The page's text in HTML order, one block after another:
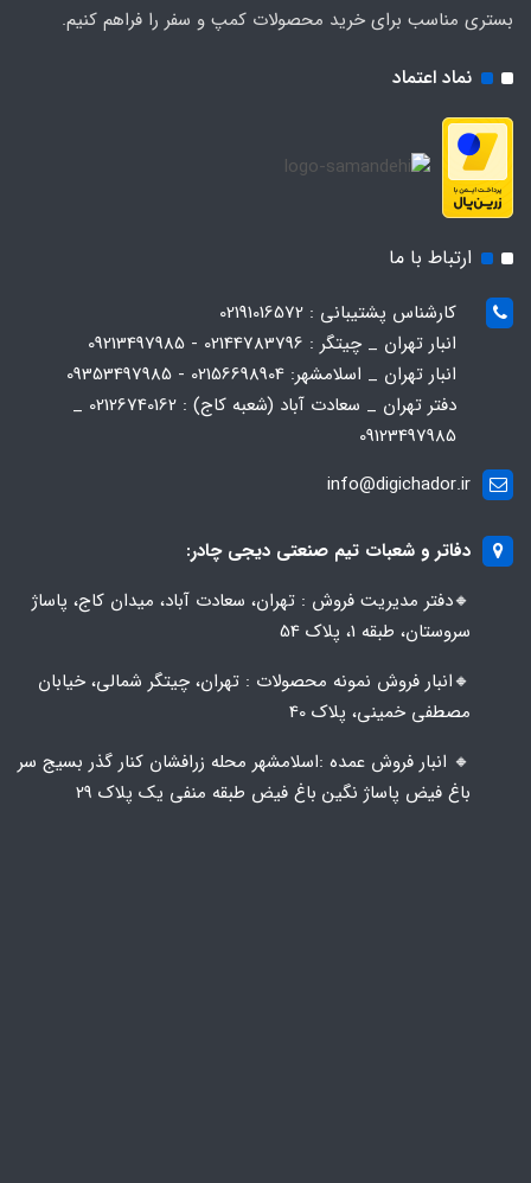
نماد اعتماد
بستری مناسب برای خرید محصولات کمپ و سفر را فراهم کنیم.
ارتباط با ما
کارشناس پشتیبانی : 02191016572
انبار تهران _ چیتگر : 02144783796 - 09213497985
انبار تهران _ اسلامشهر: 02156698904 - 09353497985
دفتر تهران _ سعادت آباد (شعبه کاج) : 02126740162 _
09123497985
info@digichador.ir
دفاتر و شعبات تیم صنعتی دیجی چادر:
🔸️​​دفتر مدیریت فروش : تهران، سعادت آباد، میدان کاج، پاساژ
سروستان، طبقه 1، پلاک 54
🔸️​​انبار فروش نمونه محصولات : تهران، چیتگر شمالی، خیابان
مصطفی خمینی، پلاک 40
🔸️ انبار فروش عمده :اسلامشهر محله زرافشان کنار گذر بسیج سر
باغ فیض پاساژ نگین باغ فیض طبقه منفی یک پلاک ۲۹